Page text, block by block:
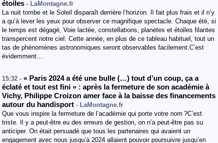
étoiles - LaMontagne.fr
La nuit tombe et le Soleil disparaît derrière l’horizon. Il fait plus frais et il n’y
a qu’à lever les yeux pour observer ce magnifique spectacle. Chaque été, si
le temps est dégagé, Voie lactée, constellations, planètes et étoiles filantes
transpercent notre ciel. Cette année, en plus de ce tableau habituel, tout un
tas de phénomènes astronomiques seront observables facilement.C’est
évidemment…
15:32 - « Paris 2024 a été une bulle (…) tout d’un coup, ça a
éclaté et tout est fini » : après la fermeture de son académie à
Vichy, Philippe Croizon amer face à la baisse des financements
autour du handisport - LaMontagne.fr
Que vous inspire la fermeture de l’académie qui porte votre nom ?C’est
triste. Il y a peut-être eu des erreurs de gestion, on n’a peut-être pas su
anticiper. On était persuadé que tous les partenaires qui avaient un
engagement avec nous jusqu’à 2024 allaient pouvoir poursuivre jusqu’en